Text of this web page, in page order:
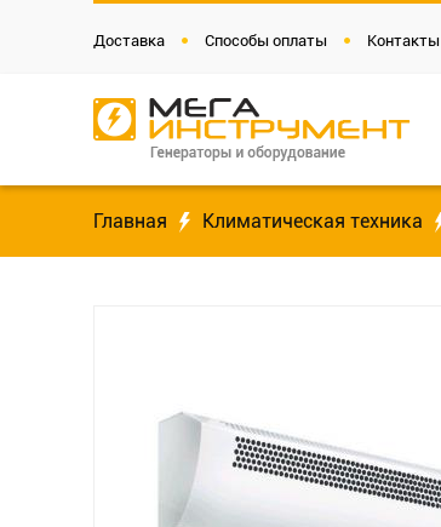
Доставка Способы оплаты Контакты
Главная Климатическая техника